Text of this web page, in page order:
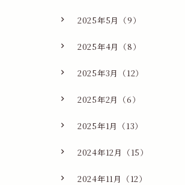
2025年5月（9）
2025年4月（8）
2025年3月（12）
2025年2月（6）
2025年1月（13）
2024年12月（15）
2024年11月（12）